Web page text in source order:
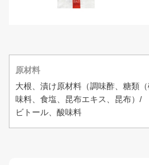
原材料
大根、漬け原材料（調味酢、糖類
味料、食塩、昆布エキス、昆布）
ビトール、酸味料